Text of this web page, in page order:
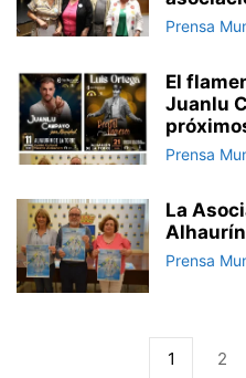
Prensa
El
Juanlu
Prensa
La
Prensa
1 2